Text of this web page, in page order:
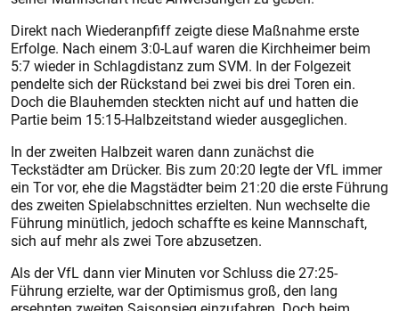
Direkt nach Wiederanpfiff zeigte diese Maßnahme erste
Erfolge. Nach einem 3:0-Lauf waren die Kirchheimer beim
5:7 wieder in Schlagdistanz zum SVM. In der Folgezeit
pendelte sich der Rückstand bei zwei bis drei Toren ein.
Doch die Blauhemden steckten nicht auf und hatten die
Partie beim 15:15-Halbzeitstand wieder ausgeglichen.
In der zweiten Halbzeit waren dann zunächst die
Teckstädter am Drücker. Bis zum 20:20 legte der VfL immer
ein Tor vor, ehe die Magstädter beim 21:20 die erste Führung
des zweiten Spielabschnittes erzielten. Nun wechselte die
Führung minütlich, jedoch schaffte es keine Mannschaft,
sich auf mehr als zwei Tore abzusetzen.
Als der VfL dann vier Minuten vor Schluss die 27:25-
Führung erzielte, war der Optimismus groß, den lang